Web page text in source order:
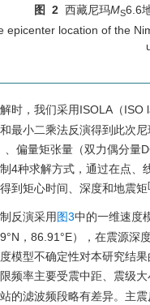
图 2 西藏尼玛MS6.6
epicenter location of the
时，我们采用ISOLA（
最小二乘法反演得到此次尼
偏量矩张量（双力偶分量
4种求解方式，通过在点、
到矩心时间、深度和地震矩[
反演采用图3中的一维速度
，86.91°E），在震源
模型不确定性对本研究结
频率主要受震中距、震级
的滤波频段略有差异。主